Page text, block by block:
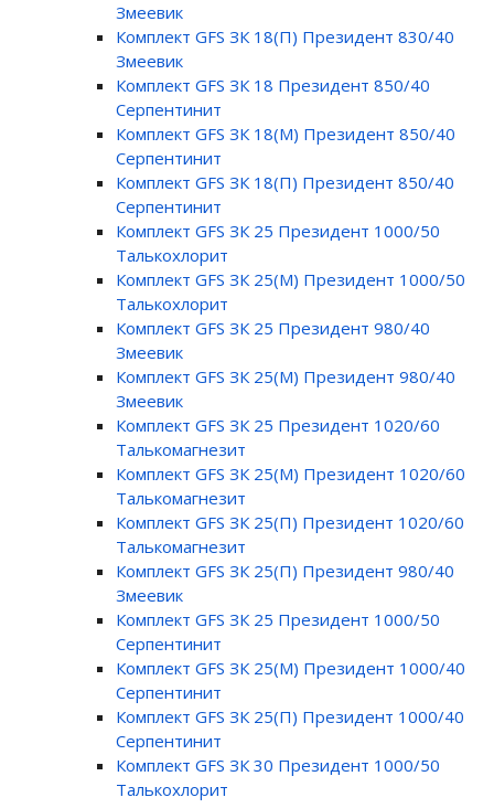
Змеевик
Комплект GFS ЗК 18(П) Президент 830/40
Змеевик
Комплект GFS ЗК 18 Президент 850/40
Серпентинит
Комплект GFS ЗК 18(М) Президент 850/40
Серпентинит
Комплект GFS ЗК 18(П) Президент 850/40
Серпентинит
Комплект GFS ЗК 25 Президент 1000/50
Талькохлорит
Комплект GFS ЗК 25(М) Президент 1000/50
Талькохлорит
Комплект GFS ЗК 25 Президент 980/40
Змеевик
Комплект GFS ЗК 25(М) Президент 980/40
Змеевик
Комплект GFS ЗК 25 Президент 1020/60
Талькомагнезит
Комплект GFS ЗК 25(М) Президент 1020/60
Талькомагнезит
Комплект GFS ЗК 25(П) Президент 1020/60
Талькомагнезит
Комплект GFS ЗК 25(П) Президент 980/40
Змеевик
Комплект GFS ЗК 25 Президент 1000/50
Серпентинит
Комплект GFS ЗК 25(М) Президент 1000/40
Серпентинит
Комплект GFS ЗК 25(П) Президент 1000/40
Серпентинит
Комплект GFS ЗК 30 Президент 1000/50
Талькохлорит